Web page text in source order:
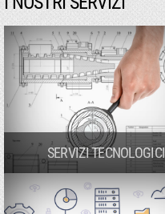
SERVIZI TECNOLOGICI